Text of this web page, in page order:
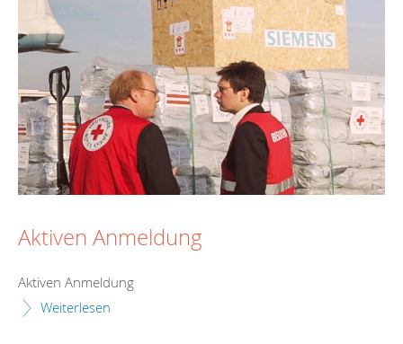
Aktiven Anmeldung
Aktiven Anmeldung
Weiterlesen